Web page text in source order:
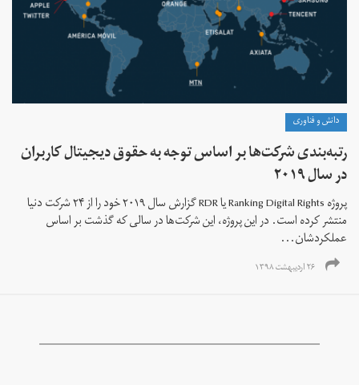
دانش و فناوری
رتبه‌بندی شرکت‌ها بر اساس توجه به حقوق دیجیتال کاربران
در سال ۲۰۱۹
پروژه Ranking Digital Rights یا RDR گزارش سال ۲۰۱۹ خود را از ۲۴ شرکت دنیا
منتشر کرده است. در این پروژه، این شرکت‌ها در سالی که گذشت بر اساس
عملکردشان...
۲۶ اردیبهشت ۱۳۹۸